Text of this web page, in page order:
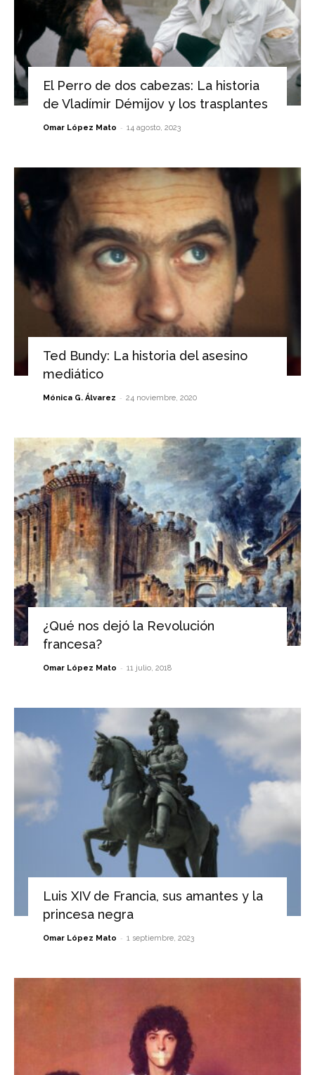
El Perro de dos cabezas: La historia
de Vladímir Démijov y los trasplantes
Omar López Mato - 14 agosto, 2023
Ted Bundy: La historia del asesino
mediático
Mónica G. Álvarez - 24 noviembre, 2020
¿Qué nos dejó la Revolución
francesa?
Omar López Mato - 11 julio, 2018
Luis XIV de Francia, sus amantes y la
princesa negra
Omar López Mato - 1 septiembre, 2023